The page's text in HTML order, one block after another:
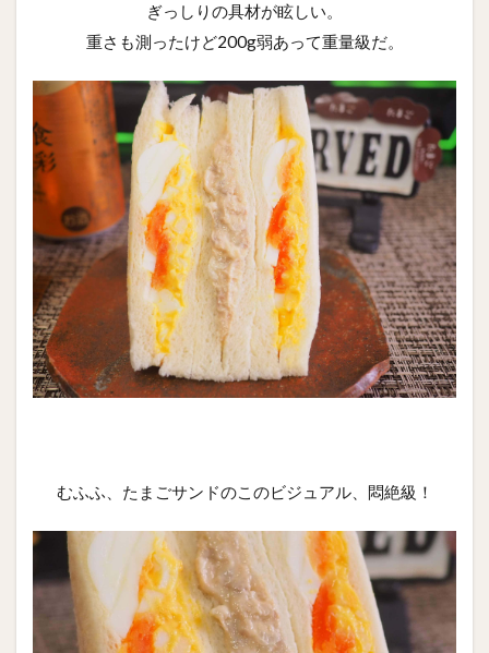
ぎっしりの具材が眩しい。
重さも測ったけど200g弱あって重量級だ。
むふふ、たまごサンドのこのビジュアル、悶絶級！